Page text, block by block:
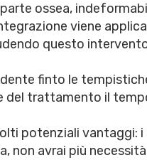
ossea,
viene
questo
dente finto le
del trattamento il
potenziali vantaggi:
non avrai più